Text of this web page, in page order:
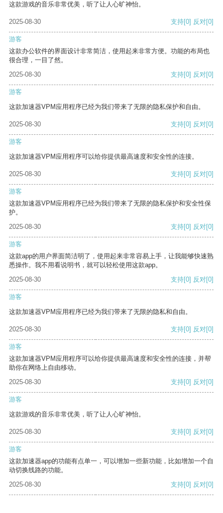
这款游戏的音乐非常优美，听了让人心旷神怡。
2025-08-30 支持[0] 反对[0]
游客
这款办公软件的界面设计非常简洁，使用起来非常方便。功能的布局也
很合理，一目了然。
2025-08-30
支持[0] 反对[0]
游客
这款加速器VPM应用程序已经为我们带来了无限的隐私保护和自由。
2025-08-30 支持[0] 反对[0]
游客
这款加速器VPM应用程序可以给你提供最高速度和安全性的连接。
2025-08-30 支持[0] 反对[0]
游客
这款加速器VPM应用程序已经为我们带来了无限的隐私保护和安全性保
护。
2025-08-30
支持[0] 反对[0]
游客
这款app的用户界面简洁明了，使用起来非常容易上手，让我能够快速熟
悉操作。我不用看说明书，就可以轻松使用这款app。
2025-08-30
支持[0] 反对[0]
游客
这款加速器VPM应用程序已经为我们带来了无限的隐私和自由。
2025-08-30 支持[0] 反对[0]
游客
这款加速器VPM应用程序可以给你提供最高速度和安全性的连接，并帮
助你在网络上自由移动。
2025-08-30
支持[0] 反对[0]
游客
这款游戏的音乐非常优美，听了让人心旷神怡。
2025-08-30 支持[0] 反对[0]
游客
这款加速器app的功能有点单一，可以增加一些新功能，比如增加一个自
动切换线路的功能。
2025-08-30
支持[0] 反对[0]